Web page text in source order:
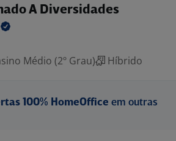
A Diversidades
Médio (2º Grau) Híbrido
100% HomeOffice em outras